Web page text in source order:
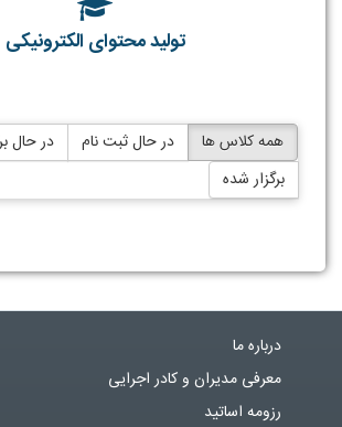
تولید محتوای الکترونیکی
درباره ما
معرفی مدیران و کادر اجرایی
رزومه اساتید